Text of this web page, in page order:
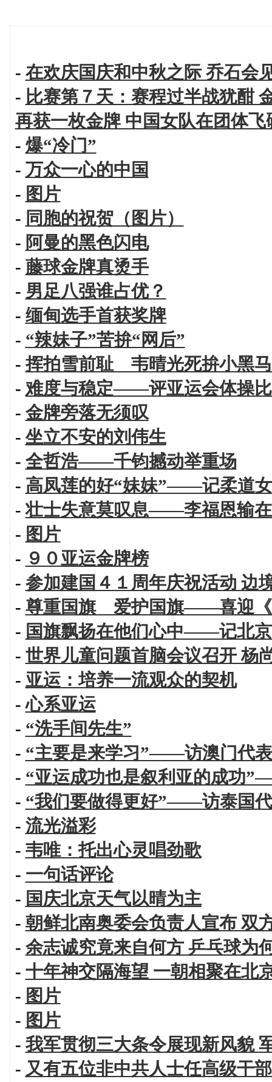
- 在欢庆国庆和中秋之际 乔石会
- 比赛第７天：赛程过半战犹酣
再获一枚金牌 中国女队在团体
- 爆“冷门”
- 万众一心的中国
- 图片
- 同胞的祝贺（图片）
- 阿曼的黑色闪电
- 藤球金牌真烫手
- 男足八强谁占优？
- 缅甸选手首获奖牌
- “辣妹子”苦拚“网后”
-挥拍雪前耻 韦晴光死拚小黑
- 难度与稳定——评亚运会体操
- 金牌旁落无须叹
- 坐立不安的刘伟生
- 全哲浩——千钧撼动举重场
- 高凤莲的好“妹妹”——记柔道
-壮士失意莫叹息——李福恩输
- 图片
- ９０亚运金牌榜
- 参加建国４１周年庆祝活动 边
- 尊重国旗 爱护国旗——喜迎《
- 国旗飘扬在他们心中——记北
- 世界儿童问题首脑会议召开 杨
- 亚运：培养一流观众的契机
-心系亚运
- “洗手间先生”
- “主要是来学习”——访澳门代
- “亚运成功也是叙利亚的成功
- “我们要做得更好”——访泰国
- 流光溢彩
- 韦唯：托出心灵唱劲歌
- 一句话评论
- 国庆北京天气以晴为主
- 朝鲜北南奥委会负责人宣布 双
- 余志诚究竟来自何方 乒乓球为
- 十年神交隔海望 一朝相聚在北
- 图片
- 图片
- 我军贯彻三大条令展现新风
- 又有五位非中共人士任高级